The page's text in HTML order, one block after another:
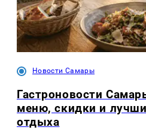
Новости Самары
Гастроновости
меню, скидки и
отдыха